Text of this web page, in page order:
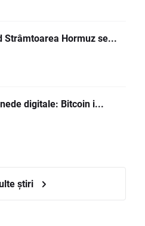
Strâmtoarea Hormuz se...
digitale: Bitcoin i...
știri